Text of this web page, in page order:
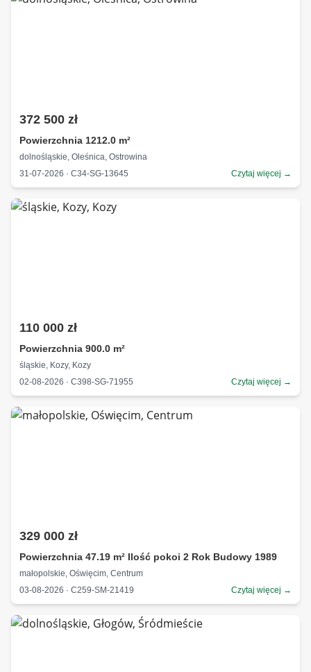
372 500 zł
Powierzchnia 1212.0 m²
dolnośląskie, Oleśnica, Ostrowina
31-07-2026 · C34-SG-13645
Czytaj więcej →
110 000 zł
Powierzchnia 900.0 m²
śląskie, Kozy, Kozy
02-08-2026 · C398-SG-71955
Czytaj więcej →
329 000 zł
Powierzchnia 47.19 m² Ilość pokoi 2 Rok Budowy 1989
małopolskie, Oświęcim, Centrum
03-08-2026 · C259-SM-21419
Czytaj więcej →